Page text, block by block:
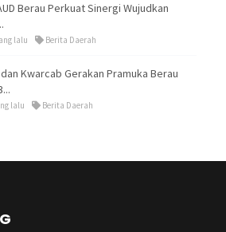
Berau Perkuat Sinergi Wujudkan
lalu Berita Daerah
Kwarcab Gerakan Pramuka Berau
lalu Berita Daerah